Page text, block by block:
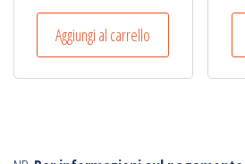
Aggiungi al carrello